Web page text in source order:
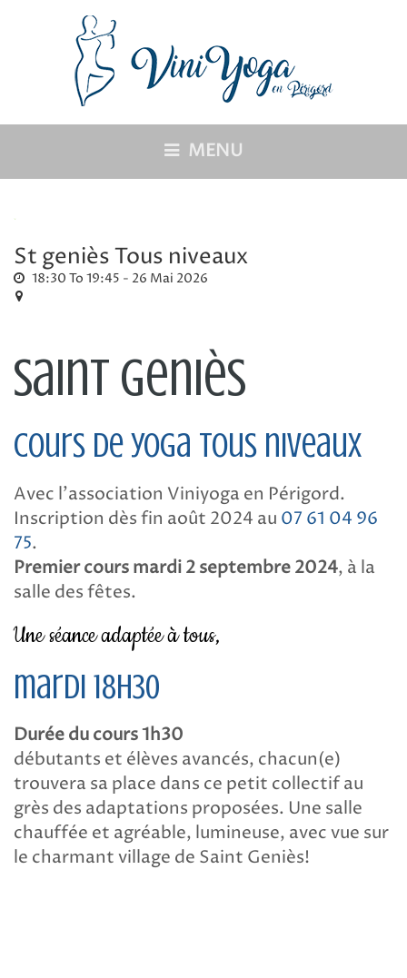
MENU
St geniès Tous niveaux
18:30 To 19:45 - 26 Mai 2026
Saint geniès
Cours de yoga tous niveaux
Avec l’association Viniyoga en Périgord.
Inscription dès fin août 2024 au 07 61 04 96
75.
Premier cours mardi 2 septembre 2024, à la
salle des fêtes.
Une séance adaptée à tous,
mardi 18h30
Durée du cours 1h30
débutants et élèves avancés, chacun(e)
trouvera sa place dans ce petit collectif au
grès des adaptations proposées. Une salle
chauffée et agréable, lumineuse, avec vue sur
le charmant village de Saint Geniès!